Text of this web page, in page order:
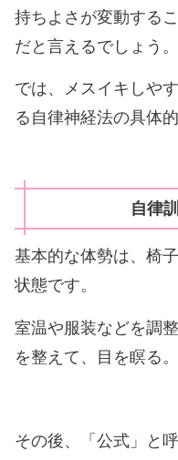
持ちよさが変動する
だと言えるでしょう。
では、メスイキしや
る自律神経法の具体
自律
基本的な体勢は、椅
状態です。
室温や服装などを調
を整えて、目を瞑る。
その後、「公式」と